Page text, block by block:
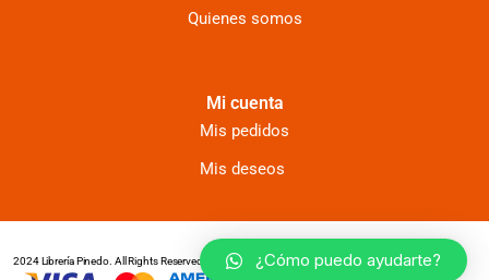
Quienes somos
Mi cuenta
Mis pedidos
Mis deseos
2024 Librería Pinedo. All Rights Reserved, desarrollado por www.typ.com.pe
¿Cómo puedo ayudarte?